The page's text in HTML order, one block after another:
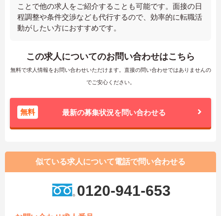
ことで他の求人をご紹介することも可能です。面接の日
程調整や条件交渉なども代行するので、効率的に転職活
動がしたい方におすすめです。
この求人についてのお問い合わせはこちら
無料で求人情報をお問い合わせいただけます。直接の問い合わせではありませんの
でご安心ください。
無料 最新の募集状況を問い合わせる
似ている求人について電話で問い合わせる
0120-941-653